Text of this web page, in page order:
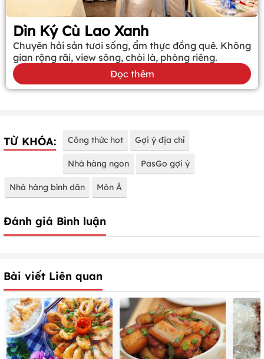
Dìn Ký Cù Lao Xanh
Chuyên hải sản tươi sống, ẩm thực đồng quê. Không
gian rộng rãi, view sông, chòi lá, phòng riêng.
Đọc thêm
TỪ KHÓA: Công thức hot Gợi ý địa chỉ
Nhà hàng ngon PasGo gợi ý
Nhà hàng bình dân Món Á
Đánh giá Bình luận
Bài viết Liên quan